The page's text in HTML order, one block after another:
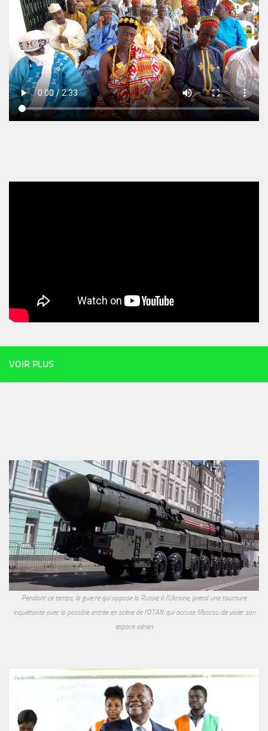
VOIR PLUS
Pendant ce temps, la guerre qui oppose la Russie à l'Ukraine, prend une tournure
inquiétante avec la possible entrée en scène de l'OTAN qui accuse Moscou de violer son
espace aérien